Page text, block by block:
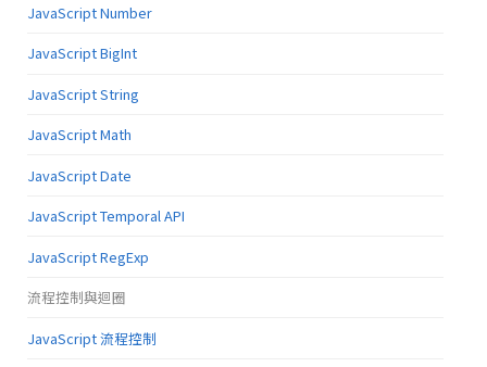
JavaScript Number
JavaScript BigInt
JavaScript String
JavaScript Math
JavaScript Date
JavaScript Temporal API
JavaScript RegExp
流程控制與迴圈
JavaScript 流程控制